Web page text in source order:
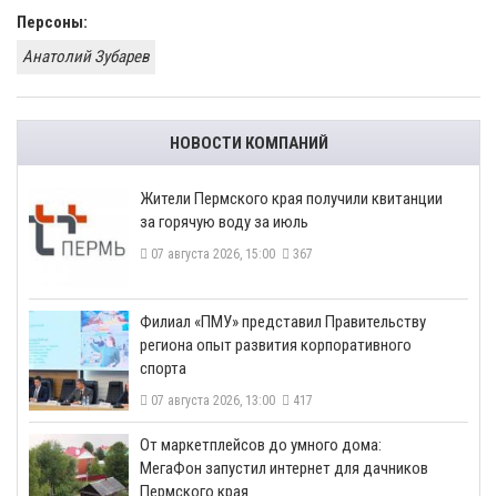
Персоны:
Анатолий Зубарев
НОВОСТИ КОМПАНИЙ
​Жители Пермского края получили квитанции
за горячую воду за июль
07 августа 2026, 15:00 367
​Филиал «ПМУ» представил Правительству
региона опыт развития корпоративного
спорта
07 августа 2026, 13:00 417
От маркетплейсов до умного дома:
МегаФон запустил интернет для дачников
Пермского края